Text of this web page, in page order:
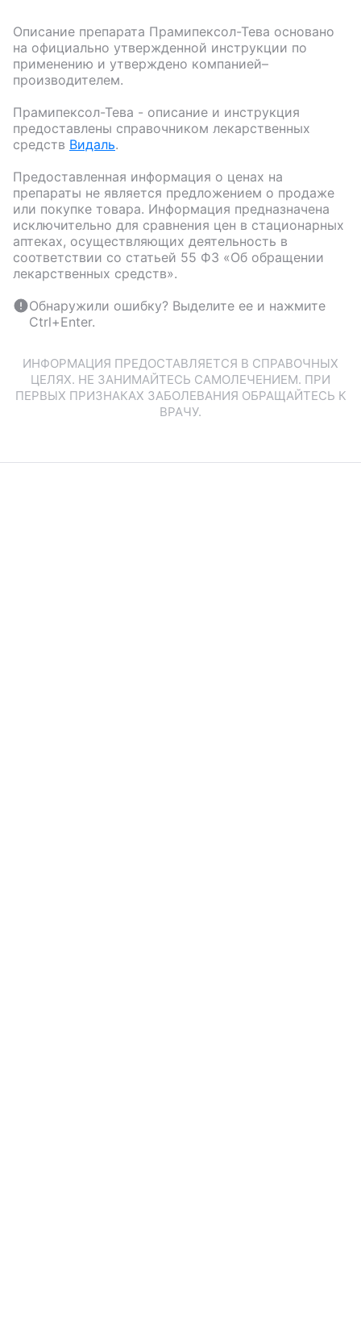
Описание препарата Прамипексол-Тева основано
на официально утвержденной инструкции по
применению и утверждено компанией–
производителем.
Прамипексол-Тева - описание и инструкция
предоставлены справочником лекарственных
средств Видаль.
Предоставленная информация о ценах на
препараты не является предложением о продаже
или покупке товара. Информация предназначена
исключительно для сравнения цен в стационарных
аптеках, осуществляющих деятельность в
соответствии со статьей 55 ФЗ «Об обращении
лекарственных средств».
Обнаружили ошибку? Выделите ее и нажмите
Ctrl+Enter.
ИНФОРМАЦИЯ ПРЕДОСТАВЛЯЕТСЯ В СПРАВОЧНЫХ
ЦЕЛЯХ. НЕ ЗАНИМАЙТЕСЬ САМОЛЕЧЕНИЕМ. ПРИ
ПЕРВЫХ ПРИЗНАКАХ ЗАБОЛЕВАНИЯ ОБРАЩАЙТЕСЬ К
ВРАЧУ.